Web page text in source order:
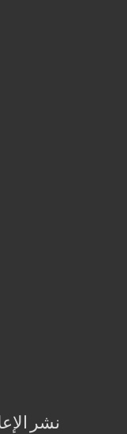
نشر